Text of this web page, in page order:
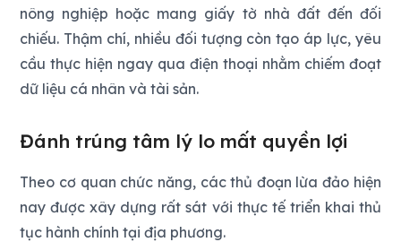
nông nghiệp hoặc mang giấy tờ nhà đất đến đối
chiếu. Thậm chí, nhiều đối tượng còn tạo áp lực, yêu
cầu thực hiện ngay qua điện thoại nhằm chiếm đoạt
dữ liệu cá nhân và tài sản.
Đánh trúng tâm lý lo mất quyền lợi
Theo cơ quan chức năng, các thủ đoạn lừa đảo hiện
nay được xây dựng rất sát với thực tế triển khai thủ
tục hành chính tại địa phương.